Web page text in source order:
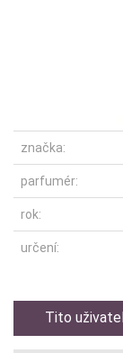
značka:
parfumér:
rok:
určení:
Tito